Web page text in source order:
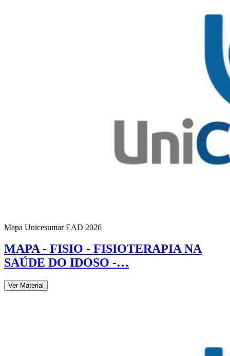
Mapa Unicesumar EAD 2026
MAPA - FISIO - FISIOTERAPIA NA
SAÚDE DO IDOSO -…
Ver Material